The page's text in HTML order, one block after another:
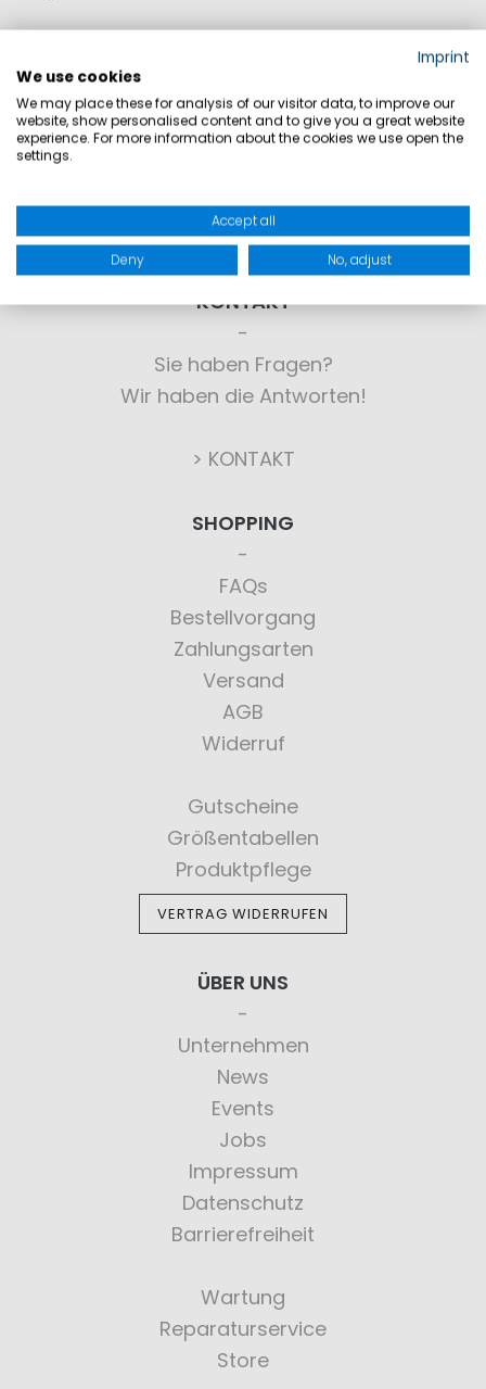
KONTAKT
Sie haben Fragen?
Wir haben die Antworten!
> KONTAKT
SHOPPING
FAQs
Bestellvorgang
Zahlungsarten
Versand
AGB
Widerruf
Gutscheine
Größentabellen
Produktpflege
VERTRAG WIDERRUFEN
ÜBER UNS
Unternehmen
News
Events
Jobs
Impressum
Datenschutz
Barrierefreiheit
Wartung
Reparaturservice
Store
Imprint
We use cookies
We may place these for analysis of our visitor data, to improve our
website, show personalised content and to give you a great website
experience. For more information about the cookies we use open the
settings.
Accept all
Deny No, adjust